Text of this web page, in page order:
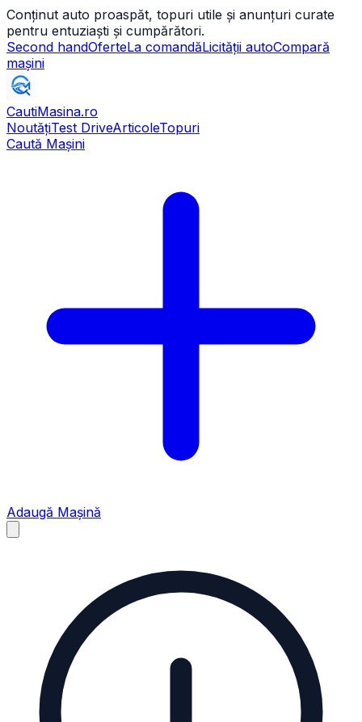
Conținut auto proaspăt, topuri utile și anunțuri curate
pentru entuziaști și cumpărători.
Second handOferteLa comandăLicității autoCompară
mașini
CautiMasina.ro
NoutățiTest DriveArticoleTopuri
Caută Mașini
Adaugă Mașină